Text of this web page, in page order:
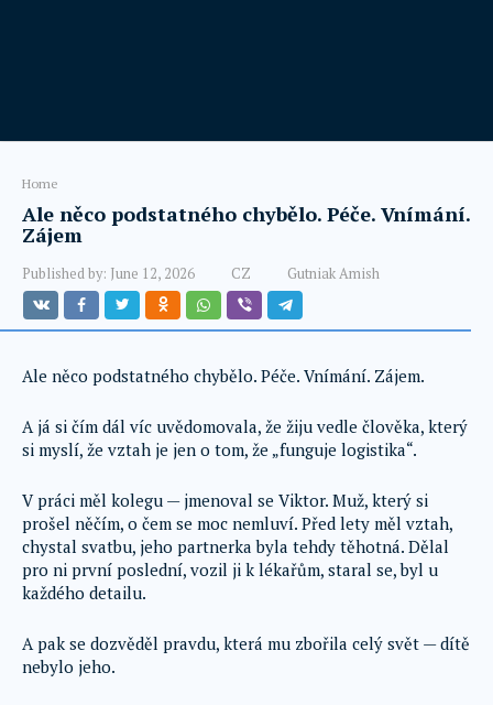
Home
Ale něco podstatného chybělo. Péče. Vnímání.
Zájem
Published by: June 12, 2026 CZ Gutniak Amish
Ale něco podstatného chybělo. Péče. Vnímání. Zájem.
A já si čím dál víc uvědomovala, že žiju vedle člověka, který
si myslí, že vztah je jen o tom, že „funguje logistika“.
V práci měl kolegu — jmenoval se Viktor. Muž, který si
prošel něčím, o čem se moc nemluví. Před lety měl vztah,
chystal svatbu, jeho partnerka byla tehdy těhotná. Dělal
pro ni první poslední, vozil ji k lékařům, staral se, byl u
každého detailu.
A pak se dozvěděl pravdu, která mu zbořila celý svět — dítě
nebylo jeho.